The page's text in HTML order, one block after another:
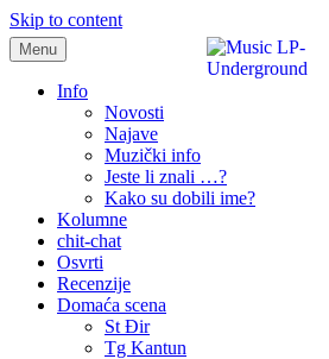
Skip to content
samo muzika i …..
Menu
Info
Novosti
Najave
Muzički info
Jeste li znali …?
Kako su dobili ime?
Kolumne
chit-chat
Osvrti
Recenzije
Domaća scena
St Đir
Tg Kantun